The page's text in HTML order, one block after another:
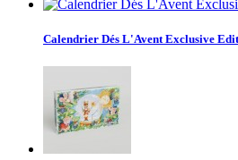
Calendrier Dés L'Avent Exclusive